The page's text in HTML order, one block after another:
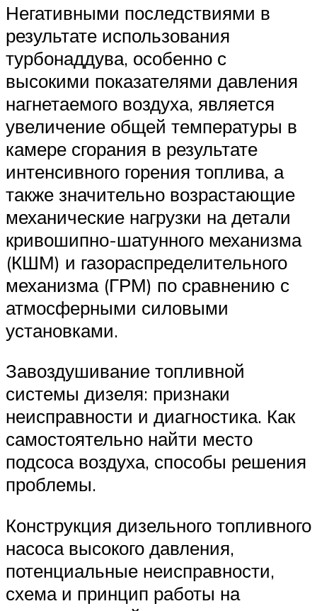
Негативными последствиями в
результате использования
турбонаддува, особенно с
высокими показателями давления
нагнетаемого воздуха, является
увеличение общей температуры в
камере сгорания в результате
интенсивного горения топлива, а
также значительно возрастающие
механические нагрузки на детали
кривошипно-шатунного механизма
(КШМ) и газораспределительного
механизма (ГРМ) по сравнению с
атмосферными силовыми
установками.
Завоздушивание топливной
системы дизеля: признаки
неисправности и диагностика. Как
самостоятельно найти место
подсоса воздуха, способы решения
проблемы.
Конструкция дизельного топливного
насоса высокого давления,
потенциальные неисправности,
схема и принцип работы на